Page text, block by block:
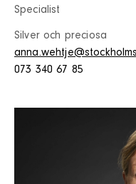
Specialist
Silver och preciosa
073 340 67 85